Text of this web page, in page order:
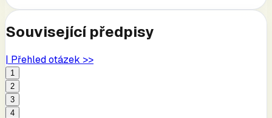
Související předpisy
| Přehled otázek >>
1
2
3
4